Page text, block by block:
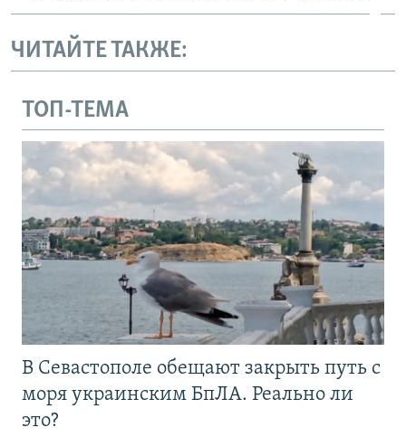
ЧИТАЙТЕ ТАКЖЕ:
ТОП-ТЕМА
В Севастополе обещают закрыть путь с
моря украинским БпЛА. Реально ли
это?